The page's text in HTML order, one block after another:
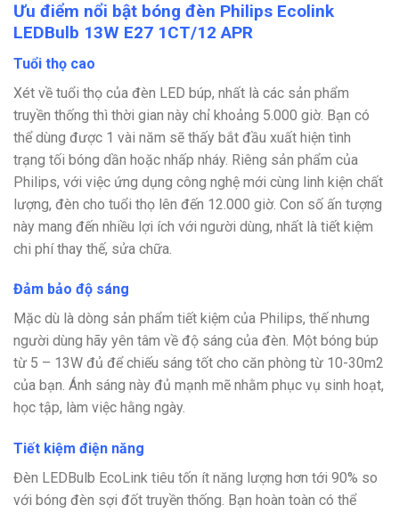
Ưu điểm nổi bật bóng đèn Philips Ecolink
LEDBulb 13W E27 1CT/12 APR
Tuổi thọ cao
Xét về tuổi thọ của đèn LED búp, nhất là các sản phẩm
truyền thống thì thời gian này chỉ khoảng 5.000 giờ. Bạn có
thể dùng được 1 vài năm sẽ thấy bắt đầu xuất hiện tình
trạng tối bóng dần hoặc nhấp nháy. Riêng sản phẩm của
Philips, với việc ứng dụng công nghệ mới cùng linh kiện chất
lượng, đèn cho tuổi thọ lên đến 12.000 giờ. Con số ấn tượng
này mang đến nhiều lợi ích với người dùng, nhất là tiết kiệm
chi phí thay thế, sửa chữa.
Đảm bảo độ sáng
Mặc dù là dòng sản phẩm tiết kiệm của Philips, thế nhưng
người dùng hãy yên tâm về độ sáng của đèn. Một bóng búp
từ 5 – 13W đủ để chiếu sáng tốt cho căn phòng từ 10-30m2
của bạn. Ánh sáng này đủ mạnh mẽ nhằm phục vụ sinh hoạt,
học tập, làm việc hằng ngày.
Tiết kiệm điện năng
Đèn LEDBulb EcoLink tiêu tốn ít năng lượng hơn tới 90% so
với bóng đèn sợi đốt truyền thống. Bạn hoàn toàn có thể